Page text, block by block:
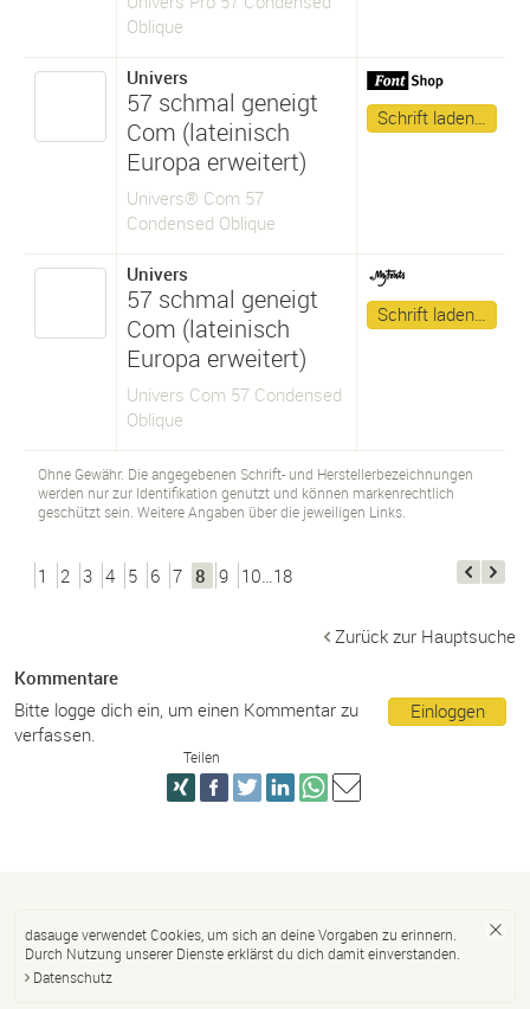
Oblique
Univers
57 schmal geneigt
Com (lateinisch
Europa erweitert)
Univers® Com 57
Condensed Oblique
Schrift laden…
Univers
57 schmal geneigt
Com (lateinisch
Europa erweitert)
Univers Com 57 Condensed
Oblique
Schrift laden…
Ohne Gewähr. Die angegebenen Schrift- und Herstellerbezeichnungen
werden nur zur Identifikation genutzt und können markenrechtlich
geschützt sein. Weitere Angaben über die jeweiligen Links.
1 2 3 4 5 6 7 8 9 10…18
Zurück zur Hauptsuche
Kommentare
Einloggen
Bitte logge dich ein, um einen Kommentar zu
verfassen.
Teilen
dasauge verwendet Cookies, um sich an deine Vorgaben zu erinnern.
Durch Nutzung unserer Dienste erklärst du dich damit einverstanden.
Datenschutz